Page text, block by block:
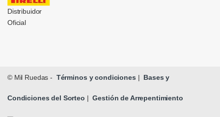
Distribuidor
Oficial
© Mil Ruedas - Términos y condiciones | Bases y
Condiciones del Sorteo | Gestión de Arrepentimiento